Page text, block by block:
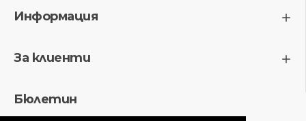
Информация
За клиенти
Бюлетин